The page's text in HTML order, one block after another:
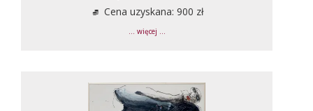
Cena uzyskana: 900 zł
... więcej ...